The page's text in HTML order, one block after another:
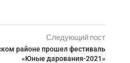
Следующий пост
районе прошел фестиваль
«Юные дарования-2021»